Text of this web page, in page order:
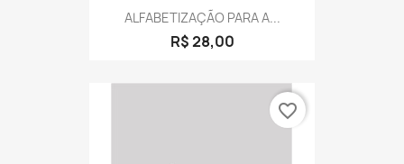
ALFABETIZAÇÃO PARA A...
R$ 28,00
favorite_border